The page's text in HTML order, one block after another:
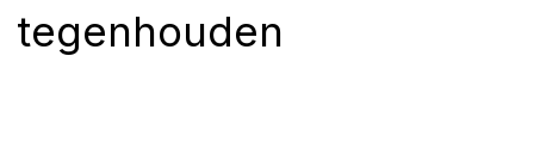
tegenhouden